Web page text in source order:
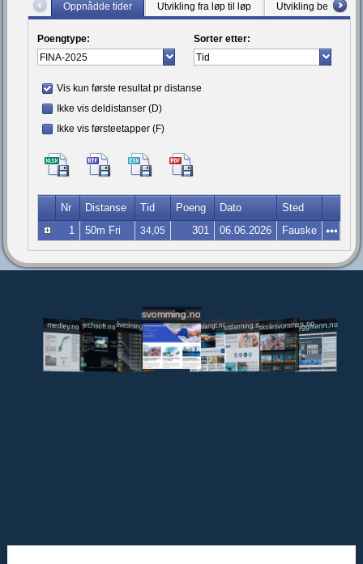
Oppnådde tider Utvikling fra løp til løp Utvikling bestetid
Poengtype: Sorter etter:
Vis kun første resultat pr distanse
Ikke vis deldistanser (D)
Ikke vis førsteetapper (F)
Nr Distanse Tid Poeng Dato
Sted
1
50m Fri 34,05 301 06.06.2026 Fauske
medley.no jechsoft.nolivetiming.medley.no
svomming.no
svomlangt.noutdanning.svomming.no
skolesvommen.notryggivann.no